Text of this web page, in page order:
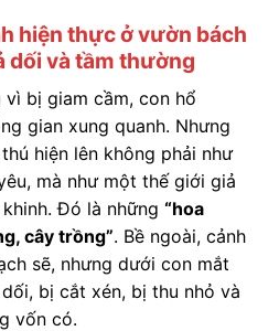
hiện thực ở vườn bách
dối và tầm thường
bị giam cầm, con hổ
gian xung quanh. Nhưng
hiện lên không phải như
mà như một thế giới giả
Đó là những “hoa
cây trồng”. Bề ngoài, cảnh
sẽ, nhưng dưới con mắt
bị cắt xén, bị thu nhỏ và
vốn có.